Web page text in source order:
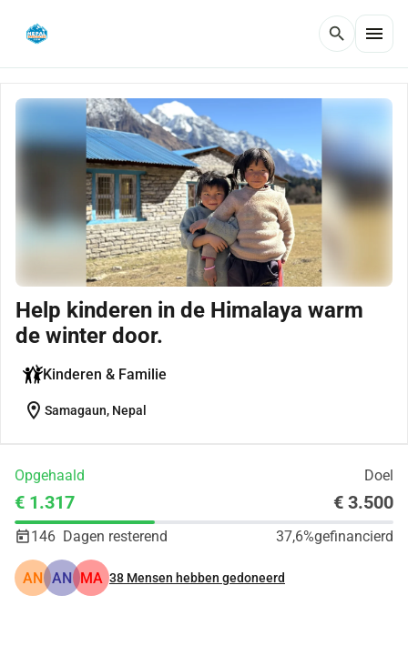
search menu
Help kinderen in de Himalaya warm
de winter door.
Kinderen & Familie
location_on Samagaun, Nepal
Opgehaald Doel
€ 1.317 € 3.500
146 Dagen resterend 37,6%gefinancierd
AN AN MA 38 Mensen hebben gedoneerd